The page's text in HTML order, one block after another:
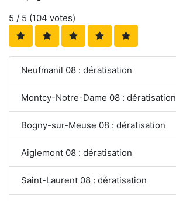
5 / 5 (104 votes)
Neufmanil 08 : dératisation
Montcy-Notre-Dame 08 : dératisation
Bogny-sur-Meuse 08 : dératisation
Aiglemont 08 : dératisation
Saint-Laurent 08 : dératisation